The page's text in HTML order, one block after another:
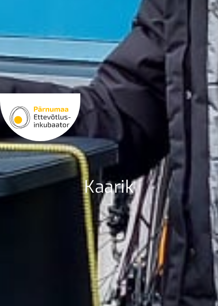
Kaarik